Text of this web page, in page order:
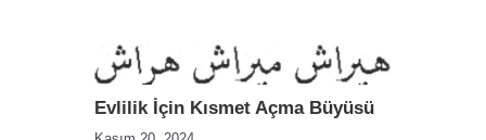
Evlilik İçin Kısmet Açma Büyüsü